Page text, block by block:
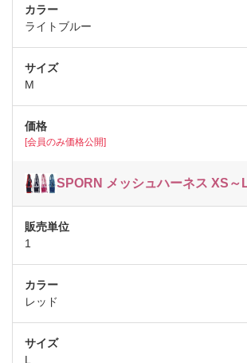
ライトブルー
M
[会員のみ価格公開]
SPORN メッシュハーネス XS～
1
レッド
L